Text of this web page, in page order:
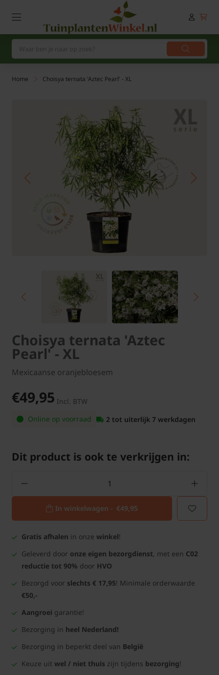
Home Choisya ternata 'Aztec Pearl' - XL
Choisya ternata 'Aztec
Pearl' - XL
Mexicaanse oranjebloesem
€49,95 Incl. BTW
Online op voorraad
2 tot uiterlijk 7 werkdagen
Dit product is ook te verkrijgen in:
In winkelwagen - €49,95
Gratis afhalen in onze winkel!
Geleverd door onze eigen bezorgdienst, met een C02
reductie tot 90% door HVO
Bezorgd voor slechts € 17,95! Minimale orderwaarde
€50,-
Aangroei garantie!
Bezorging in heel Nederland!
Bezorging in beperkt deel van België
Keuze uit wel / niet thuis zijn tijdens bezorging!